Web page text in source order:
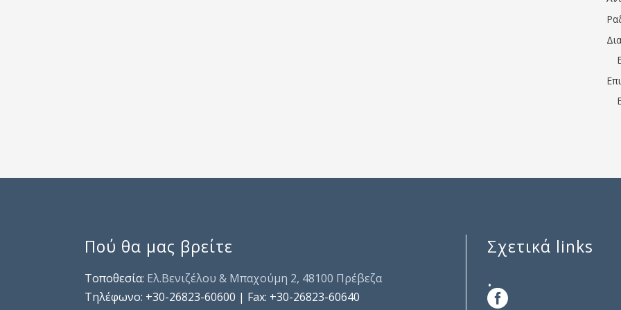
Πού θα μας βρείτε
Τοποθεσία: Ελ.Βενιζέλου & Μπαχούμη 2, 48100 Πρέβεζα
Τηλέφωνo: +30-26823-60600 | Fax: +30-26823-60640
Σχετικά links
.